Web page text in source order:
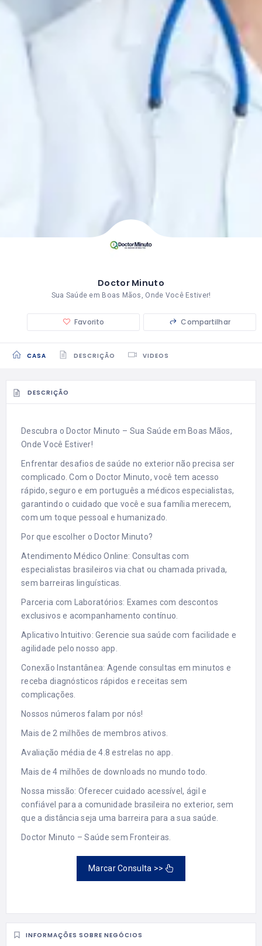
Doctor Minuto
Sua Saúde em Boas Mãos, Onde Você Estiver!
Favorito Compartilhar
CASA DESCRIÇÃO VIDEOS
DESCRIÇÃO
Descubra o Doctor Minuto – Sua Saúde em Boas Mãos,
Onde Você Estiver!
Enfrentar desafios de saúde no exterior não precisa ser
complicado. Com o Doctor Minuto, você tem acesso
rápido, seguro e em português a médicos especialistas,
garantindo o cuidado que você e sua família merecem,
com um toque pessoal e humanizado.
Por que escolher o Doctor Minuto?
Atendimento Médico Online: Consultas com
especialistas brasileiros via chat ou chamada privada,
sem barreiras linguísticas.
Parceria com Laboratórios: Exames com descontos
exclusivos e acompanhamento contínuo.
Aplicativo Intuitivo: Gerencie sua saúde com facilidade e
agilidade pelo nosso app.
Conexão Instantânea: Agende consultas em minutos e
receba diagnósticos rápidos e receitas sem
complicações.
Nossos números falam por nós!
Mais de 2 milhões de membros ativos.
Avaliação média de 4.8 estrelas no app.
Mais de 4 milhões de downloads no mundo todo.
Nossa missão: Oferecer cuidado acessível, ágil e
confiável para a comunidade brasileira no exterior, sem
que a distância seja uma barreira para a sua saúde.
Doctor Minuto – Saúde sem Fronteiras.
Marcar Consulta >>
INFORMAÇÕES SOBRE NEGÓCIOS